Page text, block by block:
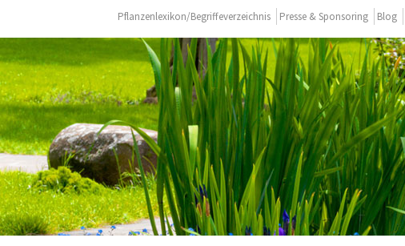
Pflanzenlexikon/Begriffeverzeichnis Presse & Sponsoring Blog